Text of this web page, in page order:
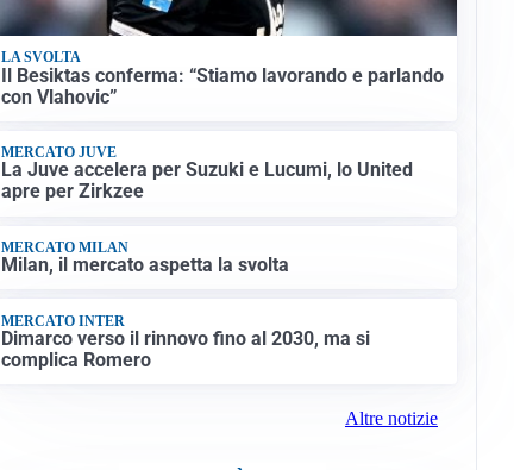
LA SVOLTA
Il Besiktas conferma: “Stiamo lavorando e parlando
con Vlahovic”
MERCATO JUVE
La Juve accelera per Suzuki e Lucumi, lo United
apre per Zirkzee
MERCATO MILAN
Milan, il mercato aspetta la svolta
MERCATO INTER
Dimarco verso il rinnovo fino al 2030, ma si
complica Romero
Altre notizie